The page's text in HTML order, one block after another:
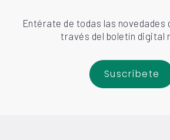
Entérate de todas las novedades
través del boletín digital
Suscríbete